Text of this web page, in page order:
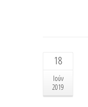
18
Ιούν
2019